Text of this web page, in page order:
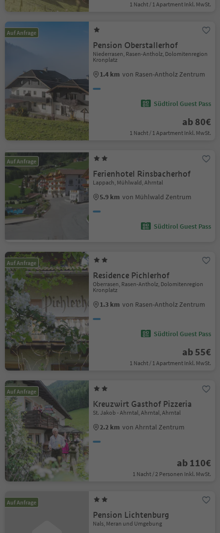
1 Nacht / 1 Apartment Inkl. MwSt.
Auf Anfrage
Pension Oberstallerhof
Niederrasen, Rasen-Antholz, Dolomitenregion
Kronplatz
1.4 km von Rasen-Antholz Zentrum
Südtirol Guest Pass
ab 80€
1 Nacht / 1 Apartment Inkl. MwSt.
Auf Anfrage
Ferienhotel Rinsbacherhof
Lappach, Mühlwald, Ahrntal
5.9 km von Mühlwald Zentrum
Südtirol Guest Pass
Auf Anfrage
Residence Pichlerhof
Oberrasen, Rasen-Antholz, Dolomitenregion
Kronplatz
1.3 km von Rasen-Antholz Zentrum
Südtirol Guest Pass
ab 55€
1 Nacht / 1 Apartment Inkl. MwSt.
Auf Anfrage
Kreuzwirt Gasthof Pizzeria
St. Jakob - Ahrntal, Ahrntal, Ahrntal
2.2 km von Ahrntal Zentrum
ab 110€
1 Nacht / 2 Personen Inkl. MwSt.
Auf Anfrage
Pension Lichtenburg
Nals, Meran und Umgebung